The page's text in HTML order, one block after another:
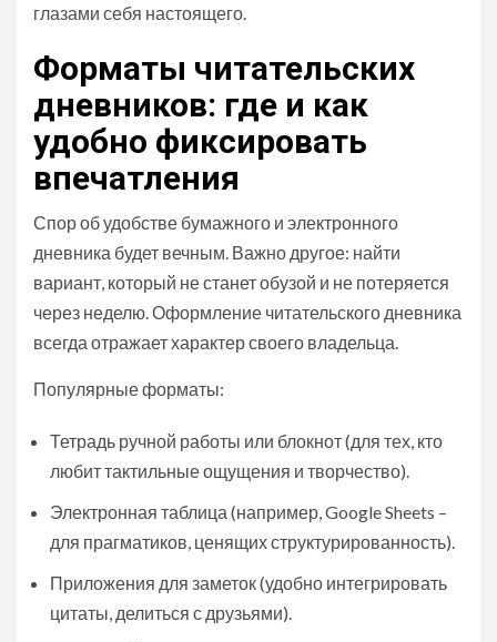
глазами себя настоящего.
Форматы читательских
дневников: где и как
удобно фиксировать
впечатления
Спор об удобстве бумажного и электронного
дневника будет вечным. Важно другое: найти
вариант, который не станет обузой и не потеряется
через неделю. Оформление читательского дневника
всегда отражает характер своего владельца.
Популярные форматы:
Тетрадь ручной работы или блокнот (для тех, кто
любит тактильные ощущения и творчество).
Электронная таблица (например, Google Sheets –
для прагматиков, ценящих структурированность).
Приложения для заметок (удобно интегрировать
цитаты, делиться с друзьями).